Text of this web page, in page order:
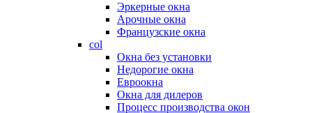
Эркерные окна
Арочные окна
Французские окна
col
Окна без установки
Недорогие окна
Евроокна
Окна для дилеров
Процесс производства окон